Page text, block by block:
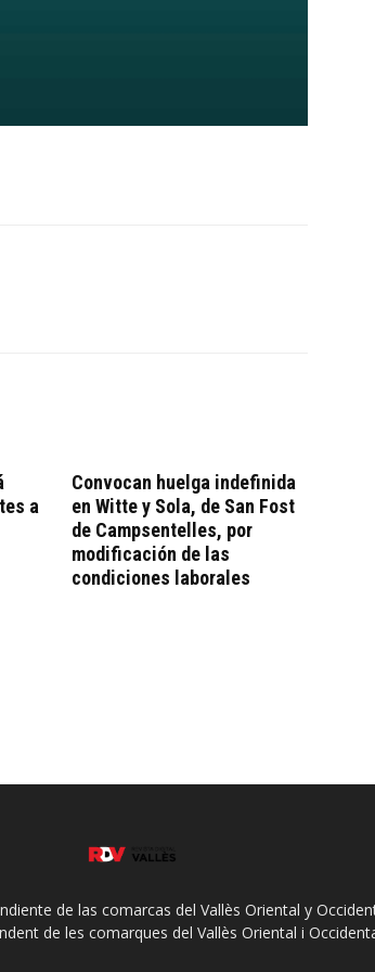
a
Convocan huelga indefinida
en Witte y Sola, de San Fost
de Campsentelles, por
modificación de las
condiciones laborales
de las comarcas del Vallès Oriental y
de les comarques del Vallès Oriental i